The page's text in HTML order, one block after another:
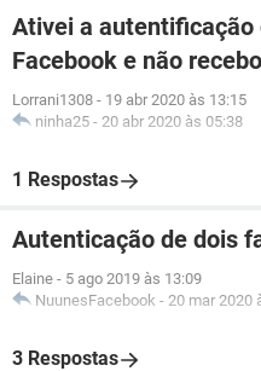
Ativei a autentificação
Facebook e não
Lorrani1308 - 19 abr 2020 às 13:15
ninha25 - 20 abr 2020 às 05:38
1 Respostas
Autenticação de dois
Elaine - 5 ago 2019 às 13:09
NuunesFacebook - 20 mar 2020
3 Respostas